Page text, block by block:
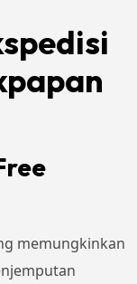
memungkinkan